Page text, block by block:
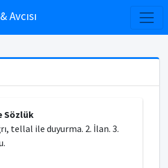
Avcısı
Sözlük
tellal ile duyurma. 2. İlan. 3.